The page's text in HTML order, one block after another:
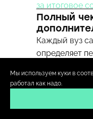
Мы используем куки в
работал как надо.
за итоговое
Полный
Каждый вуз
определяет
Информацию
на сайте